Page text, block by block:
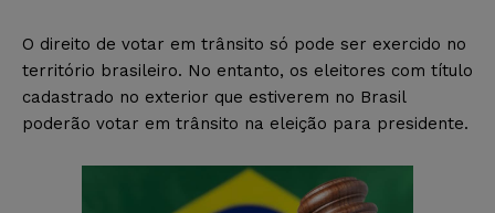
O direito de votar em trânsito só pode ser exercido no
território brasileiro. No entanto, os eleitores com título
cadastrado no exterior que estiverem no Brasil
poderão votar em trânsito na eleição para presidente.